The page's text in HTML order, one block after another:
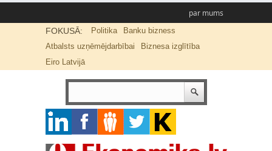
par mums
FOKUSĀ: Politika
Banku bizness
Atbalsts uzņēmējdarbībai
Biznesa izglītība
Eiro Latvijā